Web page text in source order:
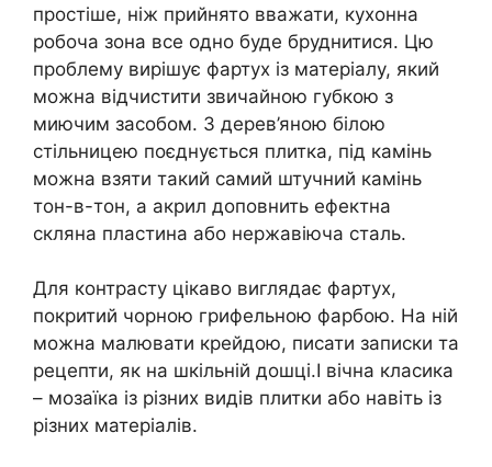
простіше, ніж прийнято вважати, кухонна
робоча зона все одно буде бруднитися. Цю
проблему вирішує фартух із матеріалу, який
можна відчистити звичайною губкою з
миючим засобом. З дерев’яною білою
стільницею поєднується плитка, під камінь
можна взяти такий самий штучний камінь
тон-в-тон, а акрил доповнить ефектна
скляна пластина або нержавіюча сталь.
Для контрасту цікаво виглядає фартух,
покритий чорною грифельною фарбою. На ній
можна малювати крейдою, писати записки та
рецепти, як на шкільній дошці.І вічна класика
– мозаїка із різних видів плитки або навіть із
різних матеріалів.